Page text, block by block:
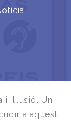
il·lusió. Un
a aquest